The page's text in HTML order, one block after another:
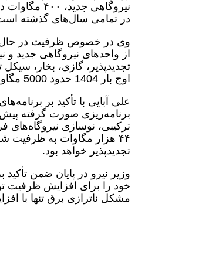
نیروگاهی
در تمامی سال‌های گذشته
وی در خصوص ظرفیت در حال
از واحدهای نیروگاهی جدید و
تجدیدپذیر، گازی، بخار،
اوج بار 1404 حدود 5000 مگاوات افزایش می‌یابد.
علی آبایی با تأکید بر
برنامه‌ریزی صورت گرفته
ترکیبی، نوسازی نیروگاه‌های
تجدیدپذیر خواهد بود.
وزیر نیرو در پایان ضمن
خود را برای افزایش ظرفیت
مشکل ناترازی برق تنها با